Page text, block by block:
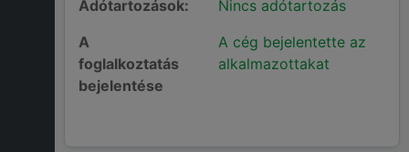
Adótartozások:
Nincs adótartozás
A
foglalkoztatás
bejelentése
A cég bejelentette az
alkalmazottakat